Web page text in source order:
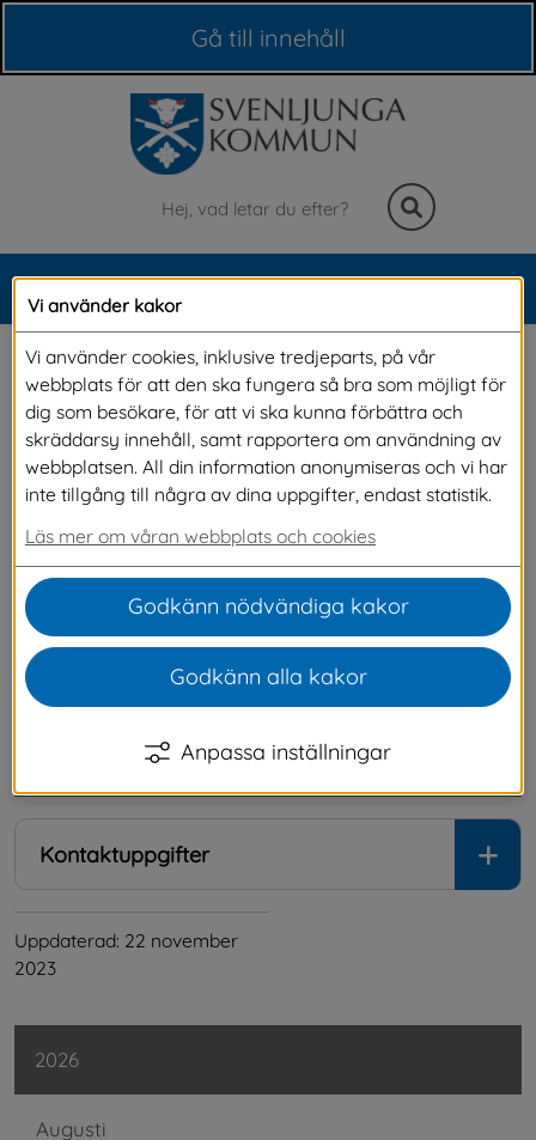
Gå till innehåll
Sök
Meny
2023-11-02 Belysning på
lekplats
Belysning
Önskar belysning till lekplatsen i Sandsjön.
2023-11-06 Svar
Vi kommer inte att sätta belysning på lekplatsen i
Sandsjön, då resterande lekplatser i kommunen inte är
belysta.
Kontaktuppgifter
Uppdaterad: 22 november
2023
2026
Augusti
Vi använder kakor
Vi använder cookies, inklusive tredjeparts, på vår
webbplats för att den ska fungera så bra som möjligt för
dig som besökare, för att vi ska kunna förbättra och
skräddarsy innehåll, samt rapportera om användning av
webbplatsen. All din information anonymiseras och vi har
inte tillgång till några av dina uppgifter, endast statistik.
Läs mer om våran webbplats och cookies
Godkänn nödvändiga kakor
Godkänn alla kakor
Anpassa inställningar